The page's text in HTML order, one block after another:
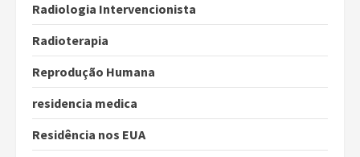
Radiologia Intervencionista
Radioterapia
Reprodução Humana
residencia medica
Residência nos EUA